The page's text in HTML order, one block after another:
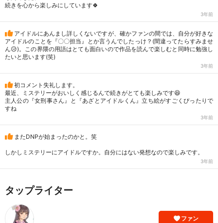
続きを心から楽しみにしています🍀
3年前
アイドルにあんまし詳しくないですが、確かファンの間では、自分が好きな
アイドルのことを『〇〇担当』とか言うんでしたっけ？(間違ってたらすみませ
ん😥)。この界隈の用語はとても面白いので作品を読んで楽しむと同時に勉強し
たいと思います(笑)
3年前
初コメント失礼します。
最近、ミステリーがおいしく感じるんで続きがとても楽しみです😆
主人公の『女刑事さん』と『あざとアイドルくん』立ち絵がすごくぴったりで
すね
3年前
またDNPが始まったのかと。笑
しかしミステリーにアイドルですか。自分にはない発想なので楽しみです。
3年前
タップライター
ファン